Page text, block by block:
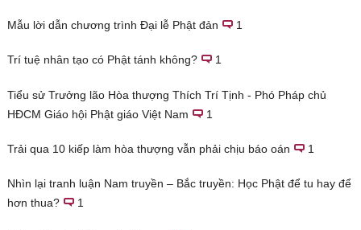
Mẫu lời dẫn chương trình Đại lễ Phật đản 1
Trí tuệ nhân tạo có Phật tánh không? 1
Tiểu sử Trưởng lão Hòa thượng Thích Trí Tịnh - Phó Pháp chủ
HĐCM Giáo hội Phật giáo Việt Nam
1
Trải qua 10 kiếp làm hòa thượng vẫn phải chịu báo oán 1
Nhìn lại tranh luận Nam truyền – Bắc truyền: Học Phật để tu hay để
hơn thua?
1